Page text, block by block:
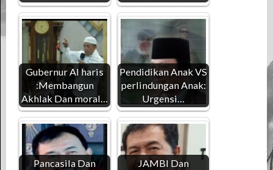
Gubernur Al haris
:Membangun
Akhlak Dan moral…
Pendidikan Anak VS
perlindungan Anak:
Urgensi…
Pancasila Dan
JAMBI Dan